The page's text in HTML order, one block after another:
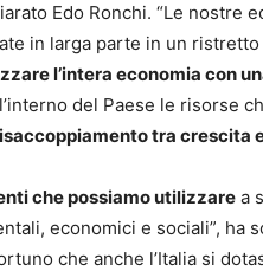
Edo Ronchi. “Le nostre
in larga parte in un
l’intera economia con
del Paese le risorse
tra crescita
che possiamo utilizzare a
economici e sociali”, ha
che anche l’Italia si